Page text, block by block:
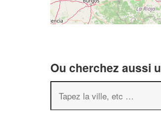
Ou cherchez aussi